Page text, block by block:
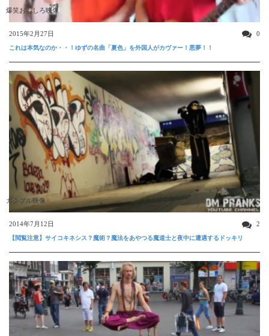
爆笑おもしろ映像
2015年2月27日 0
これは本気なのか・・！ゆずの名曲「夏色」を外国人がカヴァー！悪夢！！
ガクブル映像
2014年7月12日 2
【閲覧注意】サイコキネシス？魔術？魔法をあやつる魔道士と夜中に遭遇するドッキリ